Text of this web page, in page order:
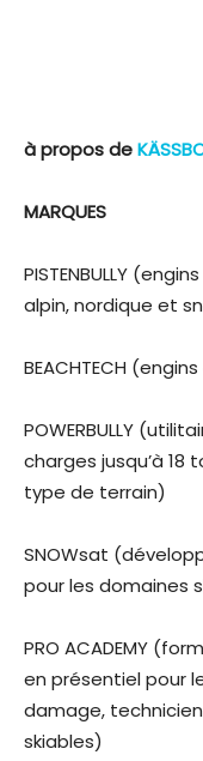
à propos de
MARQUES
PISTENBULLY
alpin, nordique et
BEACHTECH
POWERBULLY
charges jusqu’à
type de terrain)
SNOWsat
pour les domaines
PRO ACADEMY
en présentiel pour
damage,
skiables)